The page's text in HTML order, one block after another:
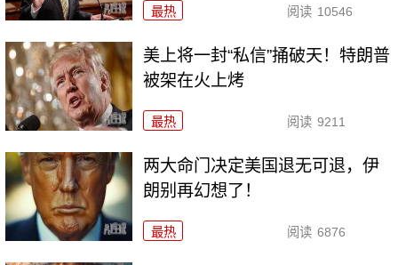
最热 阅读 10546
美上将一封“私信”捅破天！特朗普
被架在火上烤
最热 阅读 9211
两大命门决定美国退无可退，伊
朗别再幻想了！
最热 阅读 6876